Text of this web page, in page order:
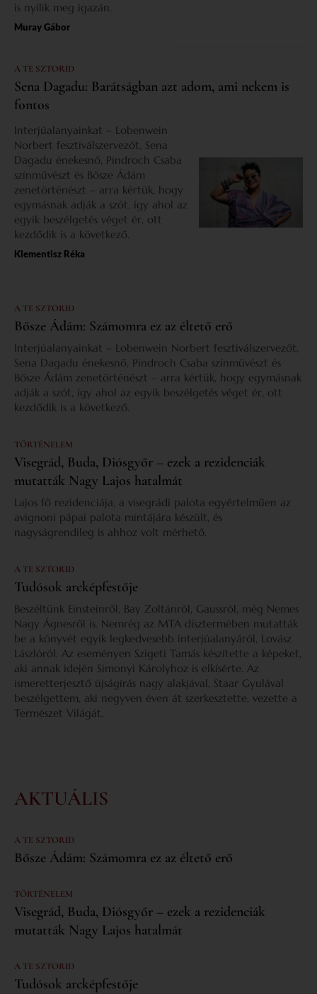
is nyílik meg igazán.
Muray Gábor
A TE SZTORID
Sena Dagadu: Barátságban azt adom, ami nekem is
fontos
Interjúalanyainkat – Lobenwein
Norbert fesztiválszervezőt, Sena
Dagadu énekesnő, Pindroch Csaba
színművészt és Bősze Ádám
zenetörténészt – arra kértük, hogy
egymásnak adják a szót, így ahol az
egyik beszélgetés véget ér, ott
kezdődik is a következő.
Klementisz Réka
A TE SZTORID
Bősze Ádám: Számomra ez az éltető erő
Interjúalanyainkat – Lobenwein Norbert fesztiválszervezőt,
Sena Dagadu énekesnő, Pindroch Csaba színművészt és
Bősze Ádám zenetörténészt – arra kértük, hogy egymásnak
adják a szót, így ahol az egyik beszélgetés véget ér, ott
kezdődik is a következő.
TÖRTÉNELEM
Visegrád, Buda, Diósgyőr – ezek a rezidenciák
mutatták Nagy Lajos hatalmát
Lajos fő rezidenciája, a visegrádi palota egyértelműen az
avignoni pápai palota mintájára készült, és
nagyságrendileg is ahhoz volt mérhető.
A TE SZTORID
Tudósok arcképfestője
Beszéltünk Einsteinről, Bay Zoltánról, Gaussról, még Nemes
Nagy Ágnesről is. Nemrég az MTA dísztermében mutatták
be a könyvét egyik legkedvesebb interjúalanyáról, Lovász
Lászlóról. Az eseményen Szigeti Tamás készítette a képeket,
aki annak idején Simonyi Károlyhoz is elkísérte. Az
ismeretterjesztő újságírás nagy alakjával, Staar Gyulával
beszélgettem, aki negyven éven át szerkesztette, vezette a
Természet Világát.
AKTUÁLIS
A TE SZTORID
Bősze Ádám: Számomra ez az éltető erő
TÖRTÉNELEM
Visegrád, Buda, Diósgyőr – ezek a rezidenciák
mutatták Nagy Lajos hatalmát
A TE SZTORID
Tudósok arcképfestője